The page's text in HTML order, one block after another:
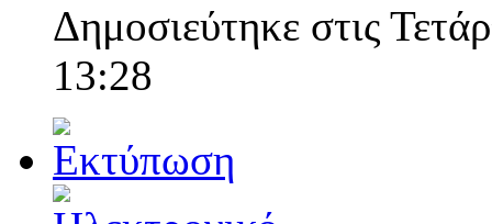
Δημοσιεύτηκε στις
13:28